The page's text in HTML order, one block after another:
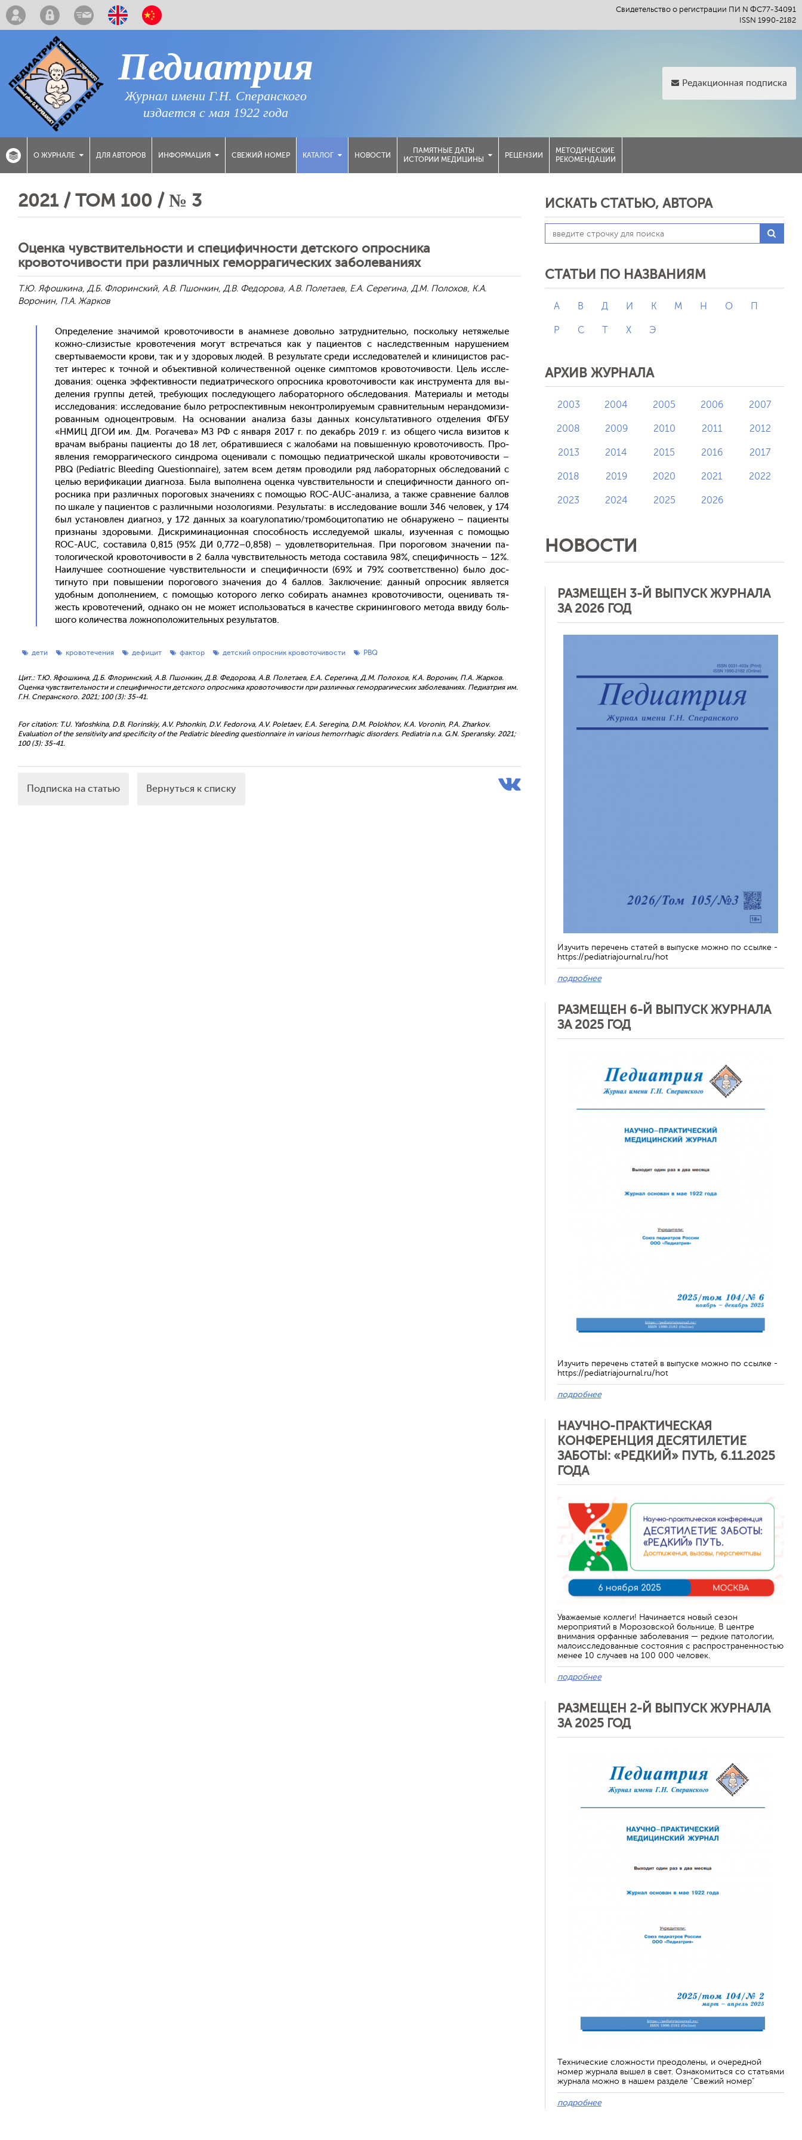
Свидетельство о регистрации ПИ N ФС77-34091
ISSN 1990-2182
Педиатрия
Журнал имени Г.Н. Сперанского
издается с мая 1922 года
Редакционная подписка
О ЖУРНАЛЕ ДЛЯ АВТОРОВ ИНФОРМАЦИЯ СВЕЖИЙ НОМЕР КАТАЛОГ НОВОСТИ
ПАМЯТНЫЕ ДАТЫ
ИСТОРИИ МЕДИЦИНЫ
РЕЦЕНЗИИ
МЕТОДИЧЕСКИЕ
РЕКОМЕНДАЦИИ
2021 / ТОМ 100 / № 3
Оценка чувствительности и специфичности детского опросника
кровоточивости при различных геморрагических заболеваниях
Т.Ю. Яфошкина, Д.Б. Флоринский, А.В. Пшонкин, Д.В. Федорова, А.В. Полетаев, Е.А. Серегина, Д.М. Полохов, К.А.
Воронин, П.А. Жарков
Оп­ре­деле­ние зна­чимой кро­вото­чивос­ти в анам­не­зе до­воль­но зат­рудни­тель­но, пос­коль­ку не­тяже­лые
кож­но-сли­зис­тые кро­воте­чения мо­гут встре­чать­ся как у па­ци­ен­тов с нас­ледс­твен­ным на­руше­ни­ем
свер­ты­ва­емос­ти кро­ви, так и у здо­ровых лю­дей. В ре­зуль­та­те сре­ди ис­сле­дова­телей и кли­ницис­тов рас­
тет ин­те­рес к точ­ной и объ­ек­тивной ко­личес­твен­ной оцен­ке сим­пто­мов кро­вото­чивос­ти. Цель ис­сле­
дова­ния: оцен­ка эф­фектив­ности пе­ди­ат­ри­чес­ко­го оп­росни­ка кро­вото­чивос­ти как инс­тру­мен­та для вы­
деле­ния груп­пы де­тей, тре­бу­ющих пос­ле­ду­юще­го ла­бора­тор­но­го об­сле­дова­ния. Ма­тери­алы и ме­тоды
ис­сле­дова­ния: ис­сле­дова­ние бы­ло рет­роспек­тивным не­кон­тро­лиру­емым срав­ни­тель­ным не­ран­до­мизи­
рован­ным од­но­цен­тро­вым. На ос­но­вании ана­лиза ба­зы дан­ных кон­суль­та­тив­но­го от­де­ления ФГБУ
«НМИЦ ДГОИ им. Дм. Ро­гаче­ва» МЗ РФ с ян­ва­ря 2017 г. по де­кабрь 2019 г. из об­ще­го чис­ла ви­зитов к
вра­чам выб­ра­ны па­ци­ен­ты до 18 лет, об­ра­тив­ши­еся с жа­лоба­ми на по­вышен­ную кро­вото­чивость. Про­
яв­ле­ния ге­мор­ра­гичес­ко­го син­дро­ма оце­нива­ли с по­мощью пе­ди­ат­ри­чес­кой шка­лы кро­вото­чивос­ти –
PBQ (Pediatric Bleeding Questionnaire), за­тем всем де­тям про­води­ли ряд ла­бора­тор­ных об­сле­дова­ний с
целью ве­рифи­кации ди­аг­но­за. Бы­ла вы­пол­не­на оцен­ка чувс­тви­тель­нос­ти и спе­цифич­ности дан­но­го оп­
росни­ка при раз­личных по­рого­вых зна­чени­ях с по­мощью ROC-AUC-ана­лиза, а так­же срав­не­ние бал­лов
по шка­ле у па­ци­ен­тов с раз­личны­ми но­золо­ги­ями. Ре­зуль­та­ты: в ис­сле­дова­ние вош­ли 346 че­ловек, у 174
был ус­та­нов­лен ди­аг­ноз, у 172 дан­ных за ко­агу­лопа­тию/тром­бо­цито­патию не об­на­руже­но – па­ци­ен­ты
приз­на­ны здо­ровы­ми. Дис­кри­мина­ци­он­ная спо­соб­ность ис­сле­ду­емой шка­лы, изу­чен­ная с по­мощью
ROC-AUC, сос­та­вила 0,815 (95% ДИ 0,772–0,858) – удов­летво­ритель­ная. При по­рого­вом зна­чении па­
толо­гичес­кой кро­вото­чивос­ти в 2 бал­ла чувс­тви­тель­ность ме­тода сос­та­вила 98%, спе­цифич­ность – 12%.
На­илуч­шее со­от­но­шение чувс­тви­тель­нос­ти и спе­цифич­ности (69% и 79% со­от­ветс­твен­но) бы­ло дос­
тигну­то при по­выше­нии по­рого­вого зна­чения до 4 бал­лов. Зак­лю­чение: дан­ный оп­росник яв­ля­ет­ся
удоб­ным до­пол­не­ни­ем, с по­мощью ко­торо­го лег­ко со­бирать анам­нез кро­вото­чивос­ти, оце­нивать тя­
жесть кро­воте­чений, од­на­ко он не мо­жет ис­поль­зо­вать­ся в ка­чес­тве скри­нин­го­вого ме­тода вви­ду боль­
шо­го ко­личес­тва лож­но­поло­житель­ных ре­зуль­та­тов.
дети кровотечения дефицит фактор детский опросник кровоточивости PBQ
Цит.: Т.Ю. Яфошкина, Д.Б. Флоринский, А.В. Пшонкин, Д.В. Федорова, А.В. Полетаев, Е.А. Серегина, Д.М. Полохов, К.А. Воронин, П.А. Жарков.
Оценка чувствительности и специфичности детского опросника кровоточивости при различных геморрагических заболеваниях. Педиатрия им.
Г.Н. Сперанского. 2021; 100 (3): 35-41.
For citation: T.U. Yafoshkina, D.B. Florinskiy, A.V. Pshonkin, D.V. Fedorova, A.V. Poletaev, E.A. Seregina, D.M. Polokhov, K.A. Voronin, P.A. Zharkov.
Evaluation of the sensitivity and specificity of the Pediatric bleeding questionnaire in various hemorrhagic disorders. Pediatria n.a. G.N. Speransky. 2021;
100 (3): 35-41.
Подписка на статью Вернуться к списку
ИСКАТЬ СТАТЬЮ, АВТОРА
СТАТЬИ ПО НАЗВАНИЯМ
А В Д И К М Н О П
Р С Т Х Э
АРХИВ ЖУРНАЛА
2003 2004 2005 2006 2007
2008 2009 2010 2011 2012
2013 2014 2015 2016 2017
2018 2019 2020 2021 2022
2023 2024 2025 2026
НОВОСТИ
РАЗМЕЩЕН 3-Й ВЫПУСК ЖУРНАЛА
ЗА 2026 ГОД
Изучить перечень статей в выпуске можно по ссылке -
https://pediatriajournal.ru/hot
подробнее
РАЗМЕЩЕН 6-Й ВЫПУСК ЖУРНАЛА
ЗА 2025 ГОД
Изучить перечень статей в выпуске можно по ссылке -
https://pediatriajournal.ru/hot
подробнее
НАУЧНО-ПРАКТИЧЕСКАЯ
КОНФЕРЕНЦИЯ ДЕСЯТИЛЕТИЕ
ЗАБОТЫ: «РЕДКИЙ» ПУТЬ, 6.11.2025
ГОДА
Уважаемые коллеги! Начинается новый сезон
мероприятий в Морозовской больнице. В центре
внимания орфанные заболевания — редкие патологии,
малоисследованные состояния с распространенностью
менее 10 случаев на 100 000 человек.
подробнее
РАЗМЕЩЕН 2-Й ВЫПУСК ЖУРНАЛА
ЗА 2025 ГОД
Технические сложности преодолены, и очередной
номер журнала вышел в свет. Ознакомиться со статьями
журнала можно в нашем разделе "Свежий номер"
подробнее
Отменить